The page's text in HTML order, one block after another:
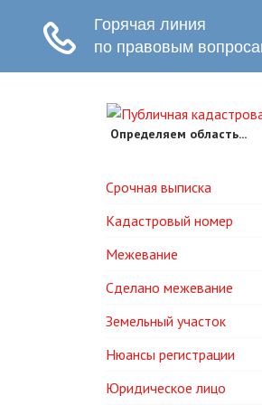
Определяем область...
Срочная выписка
Кадастровый номер
Межевание
Сделано межевание
Земельный участок
Нюансы регистрации
Юридическое лицо